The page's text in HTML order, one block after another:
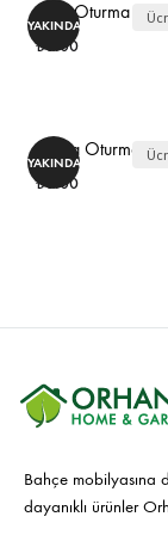
YAKINDA
Ross Oturma
₺0.00
YAKINDA
Fırtına Oturma
₺0.00
Bahçe mobilyasına
dayanıklı ürünler